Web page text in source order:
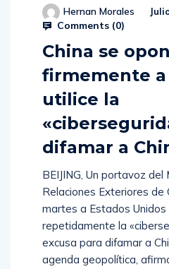
Hernan Morales
Comments (0)
China se
firmemente a
utilice la
difamar a
BEIJING, Un portavoz del
Relaciones Exteriores de
martes a Estados
repetidamente la
excusa para difamar a
agenda geopolítica,